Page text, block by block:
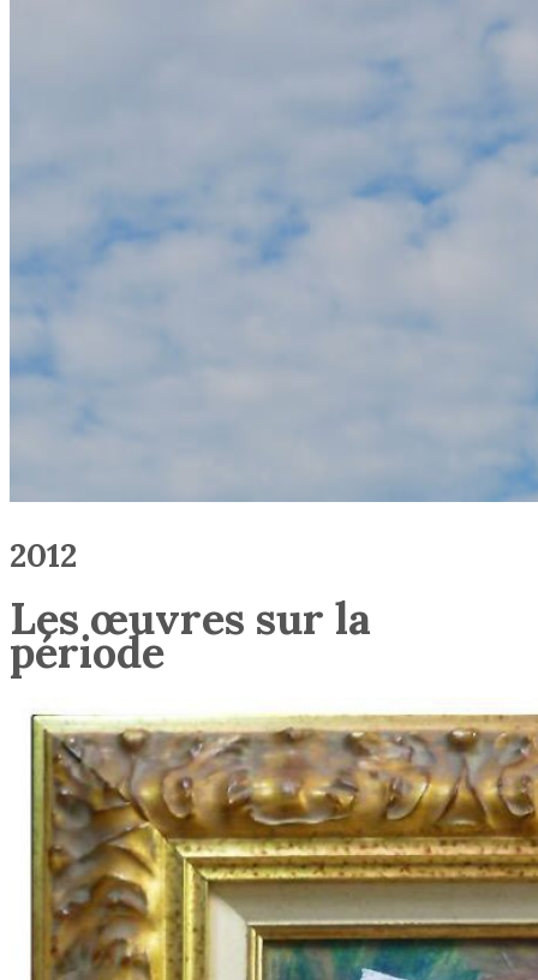
2012
Les œuvres sur la
période